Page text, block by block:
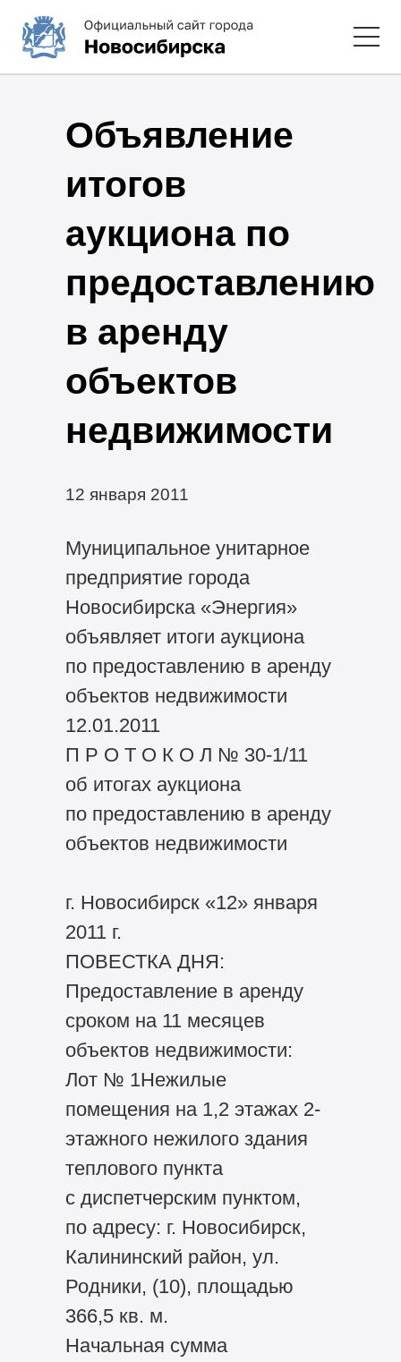
Объявление
итогов
аукциона по
предоставлению
в аренду
объектов
недвижимости
12 января 2011
Муниципальное унитарное
предприятие города
Новосибирска «Энергия»
объявляет итоги аукциона
по предоставлению в аренду
объектов недвижимости
12.01.2011
П Р О Т О К О Л № 30-1/11
об итогах аукциона
по предоставлению в аренду
объектов недвижимости
г. Новосибирск «12» января
2011 г.
ПОВЕСТКА ДНЯ:
Предоставление в аренду
сроком на 11 месяцев
объектов недвижимости:
Лот № 1Нежилые
помещения на 1,2 этажах 2-
этажного нежилого здания
теплового пункта
с диспетчерским пунктом,
по адресу: г. Новосибирск,
Калининский район, ул.
Родники, (10), площадью
366,5 кв. м.
Начальная сумма